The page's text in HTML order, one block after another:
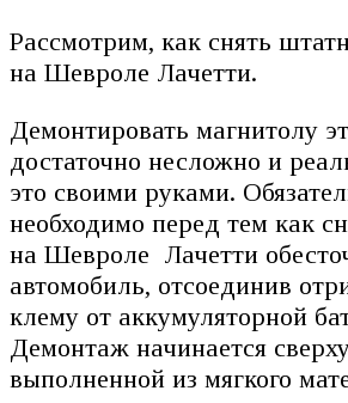
Рассмотрим, как снять
на Шевроле Лачетти.
Демонтировать магнитолу
достаточно несложно и
это своими руками.
необходимо перед тем как
на Шевроле Лачетти
автомобиль, отсоединив
клему от аккумуляторной
Демонтаж начинается
выполненной из мягкого